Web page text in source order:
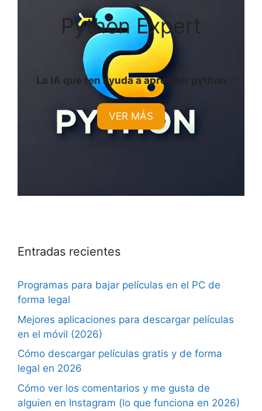
Python Expert
La IA que ten ayuda a aprender python
VER MÁS
Entradas recientes
Programas para bajar películas en el PC de
forma legal
Mejores aplicaciones para descargar películas
en el móvil (2026)
Cómo descargar películas gratis y de forma
legal en 2026
Cómo ver los comentarios y me gusta de
alguien en Instagram (lo que funciona en 2026)